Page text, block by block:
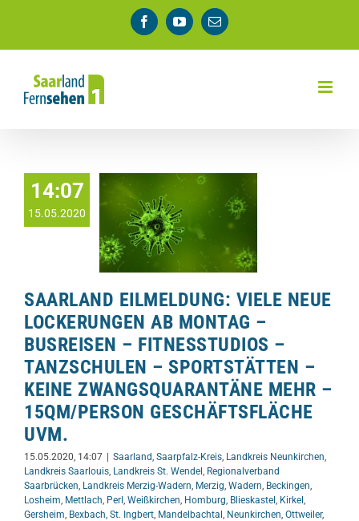
springen
FacebookYouTube
E-
Mail
14:07
15.05.2020
SAARLAND EILMELDUNG: VIELE NEUE
LOCKERUNGEN AB MONTAG –
BUSREISEN – FITNESSTUDIOS –
TANZSCHULEN – SPORTSTÄTTEN –
KEINE ZWANGSQUARANTÄNE MEHR –
15QM/PERSON GESCHÄFTSFLÄCHE
UVM.
15.05.2020, 14:07 | Saarland, Saarpfalz-Kreis, Landkreis Neunkirchen,
Landkreis Saarlouis, Landkreis St. Wendel, Regionalverband
Saarbrücken, Landkreis Merzig-Wadern, Merzig, Wadern, Beckingen,
Losheim, Mettlach, Perl, Weißkirchen, Homburg, Blieskastel, Kirkel,
Gersheim, Bexbach, St. Ingbert, Mandelbachtal, Neunkirchen, Ottweiler,